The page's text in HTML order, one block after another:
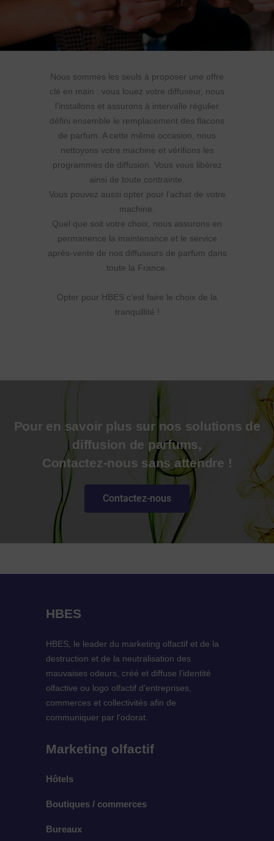
Nous sommes les seuls à proposer une offre
clé en main : vous louez votre diffuseur, nous
l’installons et assurons à intervalle régulier
défini ensemble le remplacement des flacons
de parfum. A cette même occasion, nous
nettoyons votre machine et vérifions les
programmes de diffusion. Vous vous libérez
ainsi de toute contrainte.
Vous pouvez aussi opter pour l’achat de votre
machine.
Quel que soit votre choix, nous assurons en
permanence la maintenance et le service
après-vente de nos diffuseurs de parfum dans
toute la France.
Opter pour HBES c’est faire le choix de la
tranquillité !
Pour en savoir plus sur nos solutions de
diffusion de parfums,
Contactez-nous sans attendre !
Contactez-nous
HBES
HBES, le leader du marketing olfactif et de la
destruction et de la neutralisation des
mauvaises odeurs, créé et diffuse l’identité
olfactive ou logo olfactif d’entreprises,
commerces et collectivités afin de
communiquer par l’odorat.
Marketing olfactif
Hôtels
Boutiques / commerces
Bureaux